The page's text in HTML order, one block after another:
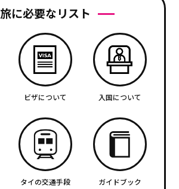
旅に必要なリスト
ビザについて 入国について
タイの交通手段 ガイドブック